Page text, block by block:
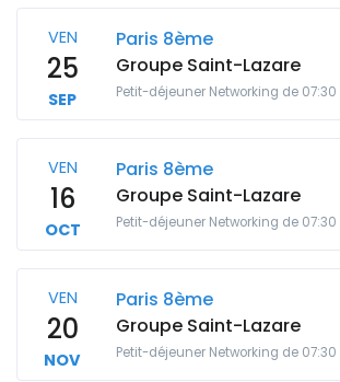
VEN
25
SEP
Paris 8ème
Groupe Saint-Lazare
Petit-déjeuner Networking de
VEN
16
OCT
Paris 8ème
Groupe Saint-Lazare
Petit-déjeuner Networking de
VEN
20
NOV
Paris 8ème
Groupe Saint-Lazare
Petit-déjeuner Networking de